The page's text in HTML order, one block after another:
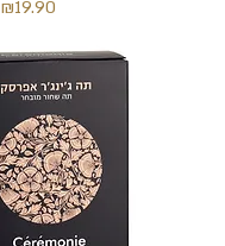
מחיר
₪19.90